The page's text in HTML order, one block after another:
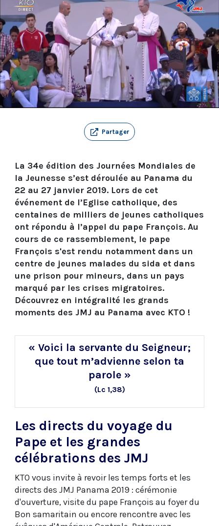
Partager
La 34e édition des Journées Mondiales de
la Jeunesse s’est déroulée au Panama du
22 au 27 janvier 2019. Lors de cet
événement de l’Eglise catholique, des
centaines de milliers de jeunes catholiques
ont répondu à l’appel du pape François. Au
cours de ce rassemblement, le pape
François s'est rendu notamment dans un
centre de jeunes malades du sida et dans
une prison pour mineurs, dans un pays
marqué par les crises migratoires.
Découvrez en intégralité les grands
moments des JMJ au Panama avec KTO !
« Voici la servante du Seigneur;
que tout m’advienne selon ta
parole »
(Lc 1,38)
Les directs du voyage du
Pape et les grandes
célébrations des JMJ
KTO vous invite à revoir les temps forts et les
directs des JMJ Panama 2019 : cérémonie
d'ouverture, visite du pape François au foyer du
Bon samaritain ou encore rencontre avec les